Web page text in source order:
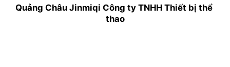
Quảng Châu Jinmiqi Công ty TNHH Thiết bị thể
thao